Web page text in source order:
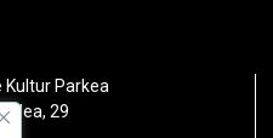
Kultur Parkea
29